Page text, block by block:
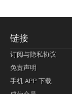
链接
订阅与隐私协议
免责声明
手机 APP 下载